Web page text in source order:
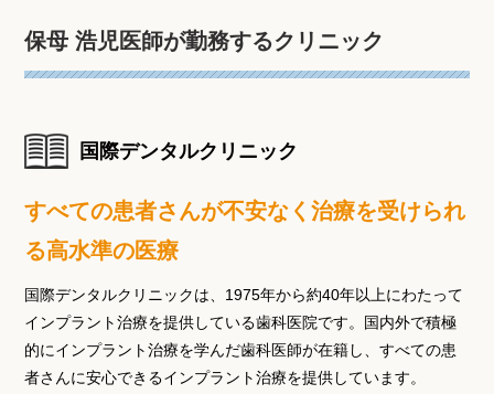
保母 浩児医師が勤務するクリニック
国際デンタルクリニック
すべての患者さんが不安なく治療を受けられ
る高水準の医療
国際デンタルクリニックは、1975年から約40年以上にわたって
インプラント治療を提供している歯科医院です。国内外で積極
的にインプラント治療を学んだ歯科医師が在籍し、すべての患
者さんに安心できるインプラント治療を提供しています。